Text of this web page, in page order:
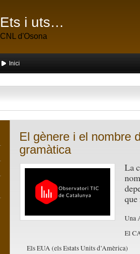
Ets i uts…
CNL d'Osona
Inici
El gènere i el nombre
gramàtica
La
que
Una
El
Els EUA (els Estats Units d’Amèrica)